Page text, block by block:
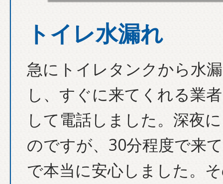
トイレ水漏れ
急にトイレタンクから水
し、すぐに来てくれる業
して電話しました。深夜
のですが、30分程度で来
で本当に安心しました。